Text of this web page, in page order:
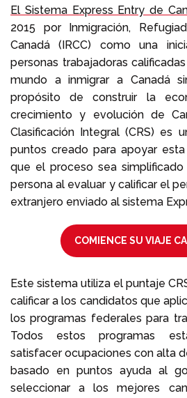
El Sistema Express Entry de
2015 por Inmigración,
Canadá (IRCC) como una
personas trabajadoras
mundo a inmigrar a Canadá
propósito de construir la
crecimiento y evolución de
Clasificación Integral (CRS) es
puntos creado para apoyar
que el proceso sea
persona al evaluar y calificar el
extranjero enviado al sistema
COMIENCE SU VIAJE
Este sistema utiliza el puntaje
calificar a los candidatos que
los programas federales para
Todos estos programas
satisfacer ocupaciones con alta
basado en puntos ayuda al
seleccionar a los mejores
Llámenos al+1 604 449 1200